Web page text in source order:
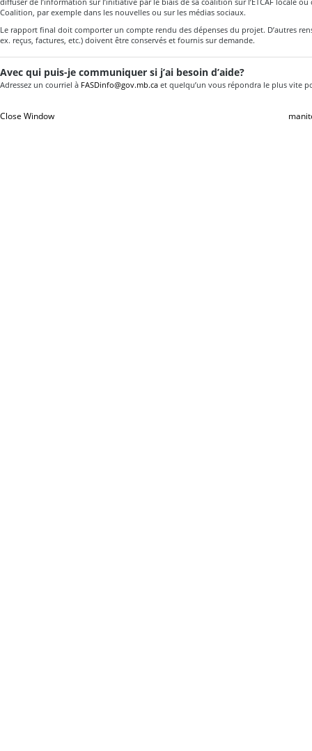
Coalition, par exemple dans les nouvelles ou sur les médias sociaux.
Le rapport final doit comporter un compte rendu des dépenses du projet. D’autres
ex. reçus, factures, etc.) doivent être conservés et fournis sur demande.
Avec qui puis-je communiquer si j’ai besoin d’aide?
Adressez un courriel à FASDinfo@gov.mb.ca et quelqu’un vous répondra le plus vite
Close Window